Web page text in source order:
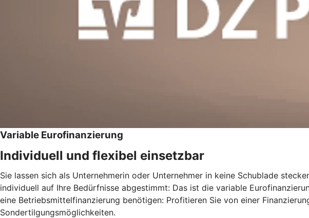
Variable Eurofinanzierung
Individuell und flexibel einsetzbar
Sie lassen sich als Unternehmerin oder Unternehmer in keine Schublade
individuell auf Ihre Bedürfnisse abgestimmt: Das ist die variable
eine Betriebsmittelfinanzierung benötigen: Profitieren Sie von einer
Sondertilgungsmöglichkeiten.